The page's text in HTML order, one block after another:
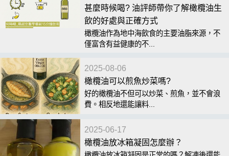
甚麼時候喝? 油評師帶你了解橄欖油生
飲的好處與正確方式
橄欖油作為地中海飲食的主要油脂來源，不
僅富含有益健康的不...
2025-08-06
橄欖油可以煎魚炒菜嗎?
好的橄欖油不但可以炒菜、煎魚，並不會浪
費。相反地還能讓料...
2025-06-17
橄欖油放冰箱凝固怎麼辦？